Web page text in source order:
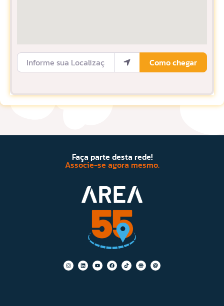
Informe sua Localização
Como chegar
Faça parte desta rede!
Associe-se agora mesmo.